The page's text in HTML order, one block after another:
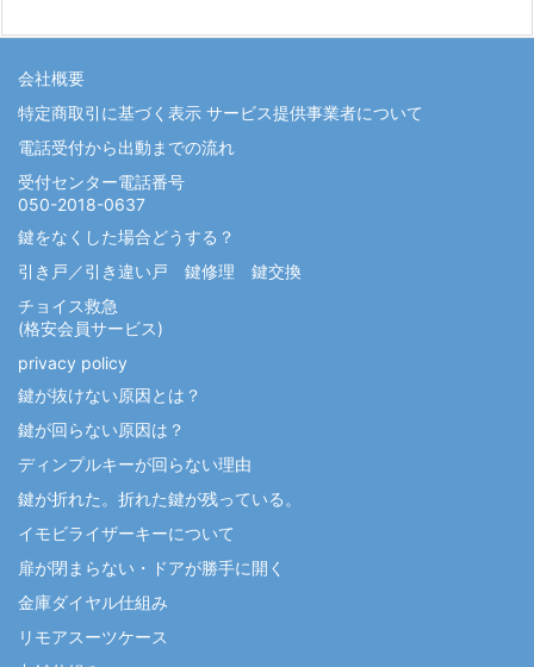
会社概要
特定商取引に基づく表示 サービス提供事業者について
電話受付から出動までの流れ
受付センター電話番号
050-2018-0637
鍵をなくした場合どうする？
引き戸／引き違い戸 鍵修理 鍵交換
チョイス救急
(格安会員サービス)
privacy policy
鍵が抜けない原因とは？
鍵が回らない原因は？
ディンプルキーが回らない理由
鍵が折れた。折れた鍵が残っている。
イモビライザーキーについて
扉が閉まらない・ドアが勝手に開く
金庫ダイヤル仕組み
リモアスーツケース